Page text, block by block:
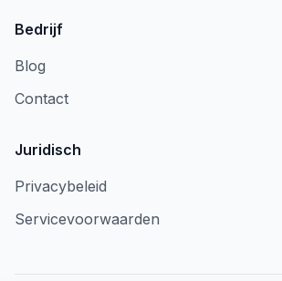
Bedrijf
Blog
Contact
Juridisch
Privacybeleid
Servicevoorwaarden